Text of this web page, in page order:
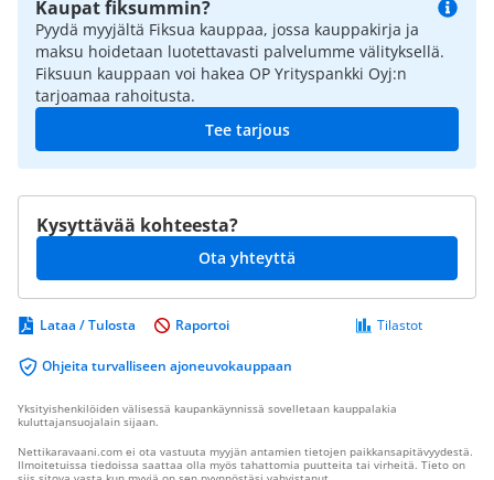
Kaupat fiksummin?
Pyydä myyjältä Fiksua kauppaa, jossa kauppakirja ja
maksu hoidetaan luotettavasti palvelumme välityksellä.
Fiksuun kauppaan voi hakea OP Yrityspankki Oyj:n
tarjoamaa rahoitusta.
Tee tarjous
Kysyttävää kohteesta?
Ota yhteyttä
Lataa / Tulosta
Ohjeita turvalliseen ajoneuvokauppaan
Tilastot
Raportoi
Yksityishenkilöiden välisessä kaupankäynnissä sovelletaan kauppalakia
kuluttajansuojalain sijaan.
Nettikaravaani.com ei ota vastuuta myyjän antamien tietojen paikkansapitävyydestä.
Ilmoitetuissa tiedoissa saattaa olla myös tahattomia puutteita tai virheitä. Tieto on